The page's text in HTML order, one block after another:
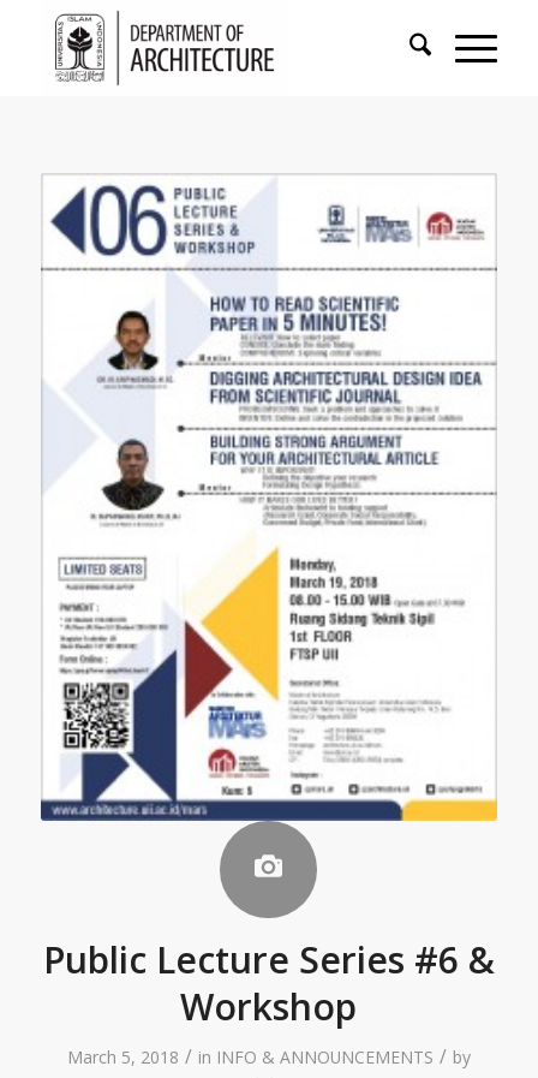
Public Lecture Series #6 &
Workshop
March 5, 2018 / in INFO & ANNOUNCEMENTS / by